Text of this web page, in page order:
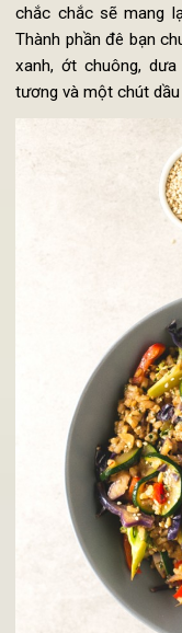
Cơm gạo lứt xào
Với cơm gạo nứt
chắc chắc sẽ
Thành phần đê bạn
xanh, ớt chuông,
tương và một chút